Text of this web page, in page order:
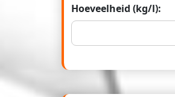
Hoeveelheid (kg/l):